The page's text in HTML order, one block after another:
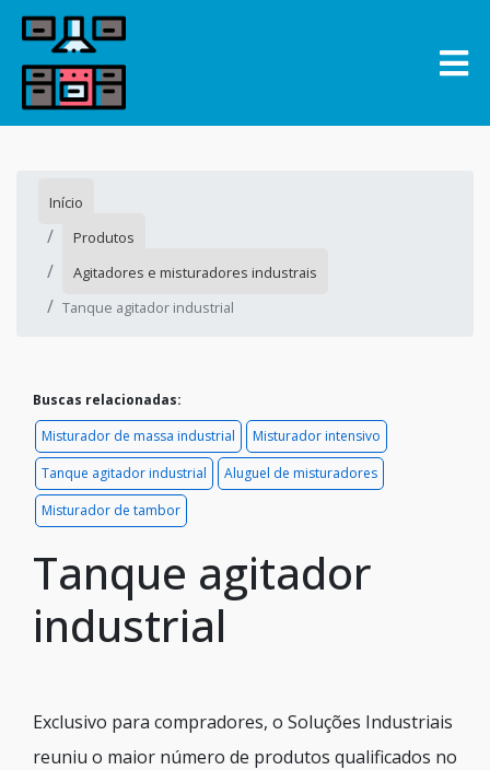
Início
Produtos
Agitadores e misturadores industrais
Tanque agitador industrial
Buscas relacionadas:
Misturador de massa industrial
Misturador intensivo
Tanque agitador industrial
Aluguel de misturadores
Misturador de tambor
Tanque agitador
industrial
Exclusivo para compradores, o Soluções Industriais
reuniu o maior número de produtos qualificados no